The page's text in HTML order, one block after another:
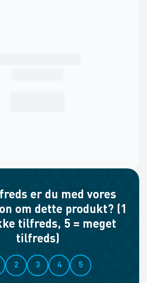
er du med vores
om dette produkt? (1
tilfreds, 5 = meget
tilfreds)
2 3 4 5